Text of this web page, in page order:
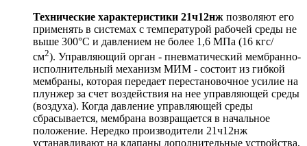
Технические характеристики 21ч12нж позволяют его
применять в системах с температурой рабочей среды не
выше 300°С и давлением не более 1,6 МПа (16 кгс/
см2). Управляющий орган - пневматический мембранно-
исполнительный механизм МИМ - состоит из гибкой
мембраны, которая передает перестановочное усилие на
плунжер за счет воздействия на нее управляющей среды
(воздуха). Когда давление управляющей среды
сбрасывается, мембрана возвращается в начальное
положение. Нередко производители 21ч12нж
устанавливают на клапаны дополнительные устройства,